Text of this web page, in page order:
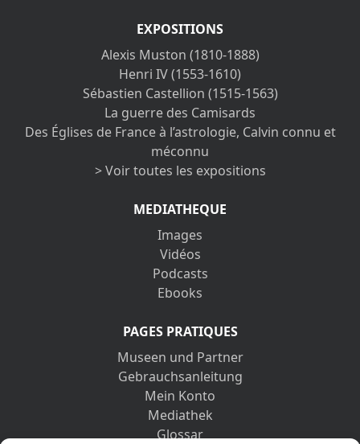
EXPOSITIONS
Alexis Muston (1810-1888)
Henri IV (1553-1610)
Sébastien Castellion (1515-1563)
La guerre des Camisards
Des Églises de France à l’astrologie, Calvin connu et
méconnu
> Voir toutes les expositions
MEDIATHEQUE
Images
Vidéos
Podcasts
Ebooks
PAGES PRATIQUES
Museen und Partner
Gebrauchsanleitung
Mein Konto
Mediathek
Glossar